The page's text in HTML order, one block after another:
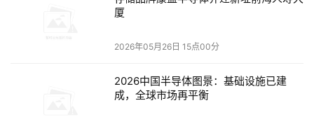
样化的数据，借助最新版SteelCentral，Riverbed可利用其
断交易趋势的能力。最新版SteelCentral推出了一个创新的
帮助用户直观地查看一段时间内的趋势，进而发现并主动解
厦
2026年05月26日 15点00分
2026中国半导体图景：基础设施已建
成，全球市场再平衡